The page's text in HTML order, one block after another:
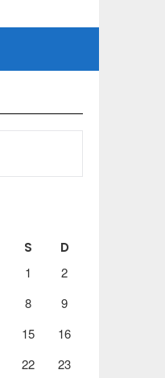
S
D
1
2
8
9
15
16
22
23